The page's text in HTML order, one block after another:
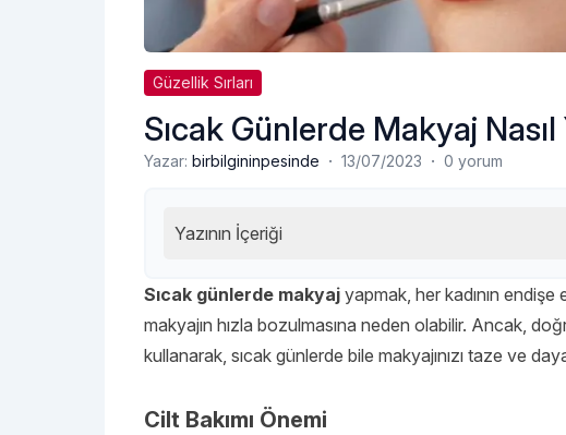
Güzellik Sırları
Sıcak Günlerde Makyaj Nasıl
Yazar: birbilgininpesinde · 13/07/2023 · 0 yorum
Yazının İçeriği
Sıcak günlerde makyaj yapmak, her kadının
makyajın hızla bozulmasına neden olabilir. Ancak,
kullanarak, sıcak günlerde bile makyajınızı taze ve
Cilt Bakımı Önemi